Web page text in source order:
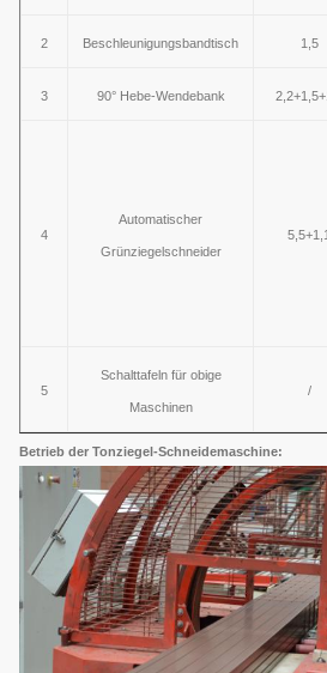
2 Beschleunigungsbandtisch 1,5
3 90° Hebe-Wendebank
4
Automatischer
Grünziegelschneider
5,5+1,1
5
Schalttafeln für obige
Maschinen
/
Betrieb der Tonziegel-Schneidemaschine: